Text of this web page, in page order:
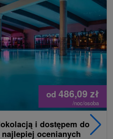
od 486,09 zł
/noc/osoba
i dostępem do
ocenianych